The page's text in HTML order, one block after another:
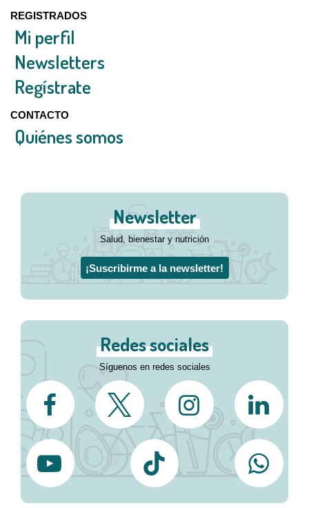
REGISTRADOS
Mi perfil
Newsletters
Regístrate
CONTACTO
Quiénes somos
Newsletter
Salud, bienestar y nutrición
¡Suscribirme a la newsletter!
Redes sociales
Síguenos en redes sociales